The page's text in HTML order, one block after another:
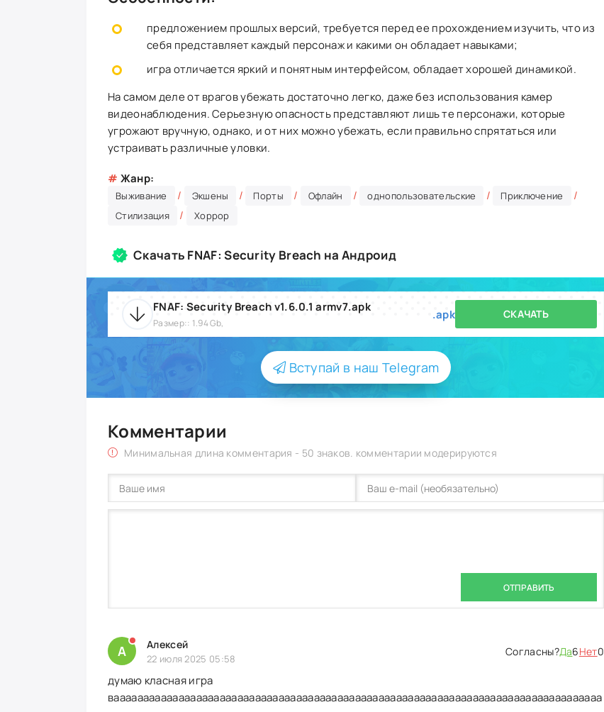
предложением прошлых версий, требуется перед ее прохождением изучить, что из
себя представляет каждый персонаж и какими он обладает навыками;
игра отличается яркий и понятным интерфейсом, обладает хорошей динамикой.
На самом деле от врагов убежать достаточно легко, даже без использования камер
видеонаблюдения. Серьезную опасность представляют лишь те персонажи, которые
угрожают вручную, однако, и от них можно убежать, если правильно спрятаться или
устраивать различные уловки.
# Жанр:
Выживание / Экшены / Порты / Офлайн / однопользовательские / Приключение /
Стилизация / Хоррор
Скачать FNAF: Security Breach на Андроид
FNAF: Security Breach v1.6.0.1 armv7.apk
Размер:: 1.94 Gb,
.apk СКАЧАТЬ
Вступай в наш Telegram
Комментарии
Минимальная длина комментария - 50 знаков. комментарии модерируются
ОТПРАВИТЬ
А Алексей
22 июля 2025 05:58
Да6Нет0
думаю класная игра
вааааааааааааааааааааааааааааааааааааааааааааааааааааааааааааааааааааааааааааааааааа